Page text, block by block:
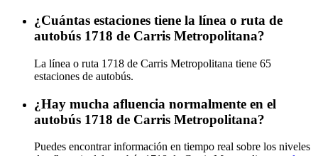
¿Cuántas estaciones tiene la línea o ruta de
autobús 1718 de Carris Metropolitana?
La línea o ruta 1718 de Carris Metropolitana tiene 65
estaciones de autobús.
¿Hay mucha afluencia normalmente en el
autobús 1718 de Carris Metropolitana?
Puedes encontrar información en tiempo real sobre los niveles